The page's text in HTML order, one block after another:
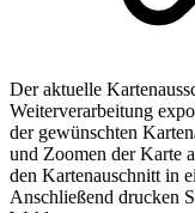
Der aktuelle
Weiterverarbeitung
der gewünschten
und Zoomen der Karte
den Kartenauschnitt in
Anschließend drucken